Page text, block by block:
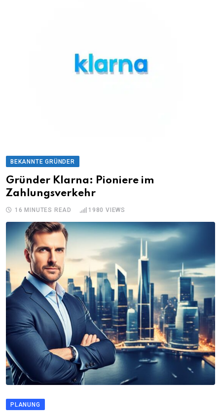
BEKANNTE GRÜNDER
Gründer Klarna: Pioniere im
Zahlungsverkehr
16 MINUTES READ 1980 VIEWS
PLANUNG